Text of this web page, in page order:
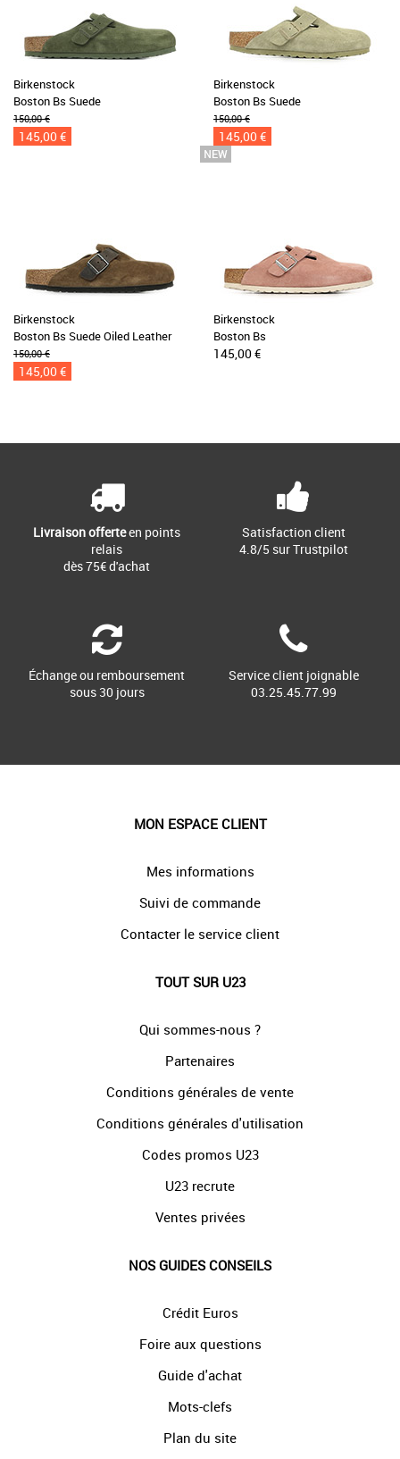
Birkenstock
Boston Bs Suede
150,00 €
145,00 €
Birkenstock
Boston Bs Suede
150,00 €
145,00 €
Birkenstock
Boston Bs Suede Oiled Leather
150,00 €
145,00 €
Birkenstock
Boston Bs
145,00 €
Livraison offerteen points
relais
dès 75€ d'achat
Satisfaction client
4.8/5 sur Trustpilot
Échange ou remboursement
sous 30 jours
Service client joignable
03.25.45.77.99
MON ESPACE CLIENT
Mes informations
Suivi de commande
Contacter le service client
TOUT SUR U23
Qui sommes-nous ?
Partenaires
Conditions générales de vente
Conditions générales d'utilisation
Codes promos U23
U23 recrute
Ventes privées
NOS GUIDES CONSEILS
Crédit Euros
Foire aux questions
Guide d'achat
Mots-clefs
Plan du site